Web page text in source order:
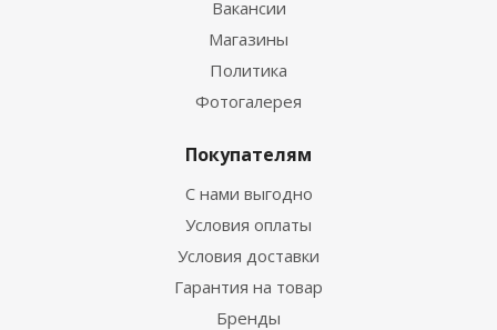
Вакансии
Магазины
Политика
Фотогалерея
Покупателям
С нами выгодно
Условия оплаты
Условия доставки
Гарантия на товар
Бренды